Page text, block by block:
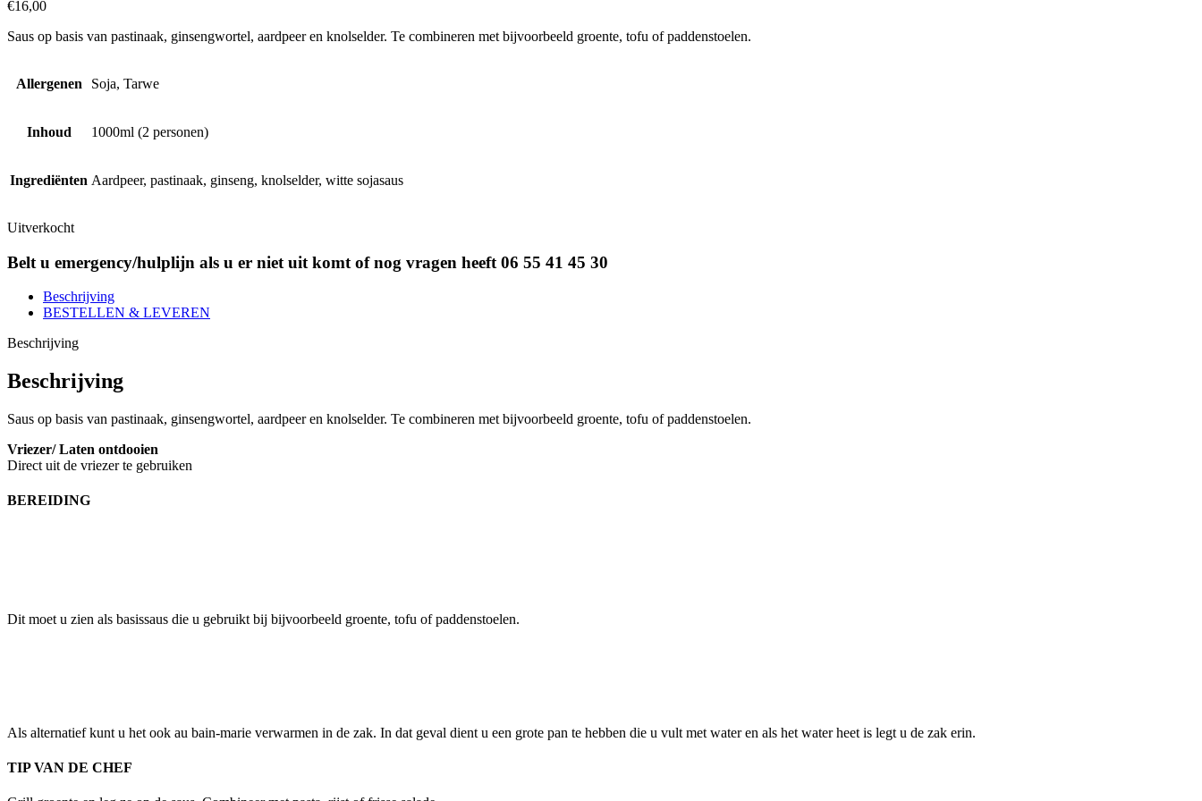
€16,00
Saus op basis van pastinaak, ginsengwortel, aardpeer en knolselder. Te combineren met bijvoorbeeld groente, tofu of paddenstoelen.
Allergenen Soja, Tarwe
Inhoud 1000ml (2 personen)
Ingrediënten Aardpeer, pastinaak, ginseng, knolselder, witte sojasaus
Uitverkocht
Belt u emergency/hulplijn als u er niet uit komt of nog vragen heeft 06 55 41 45 30
Beschrijving
BESTELLEN & LEVEREN
Beschrijving
Beschrijving
Saus op basis van pastinaak, ginsengwortel, aardpeer en knolselder. Te combineren met bijvoorbeeld groente, tofu of paddenstoelen.
Vriezer/ Laten ontdooien
Direct uit de vriezer te gebruiken
BEREIDING
Dit moet u zien als basissaus die u gebruikt bij bijvoorbeeld groente, tofu of paddenstoelen.
Als alternatief kunt u het ook au bain-marie verwarmen in de zak. In dat geval dient u een grote pan te hebben die u vult met water en als het water heet is legt u de zak erin.
TIP VAN DE CHEF